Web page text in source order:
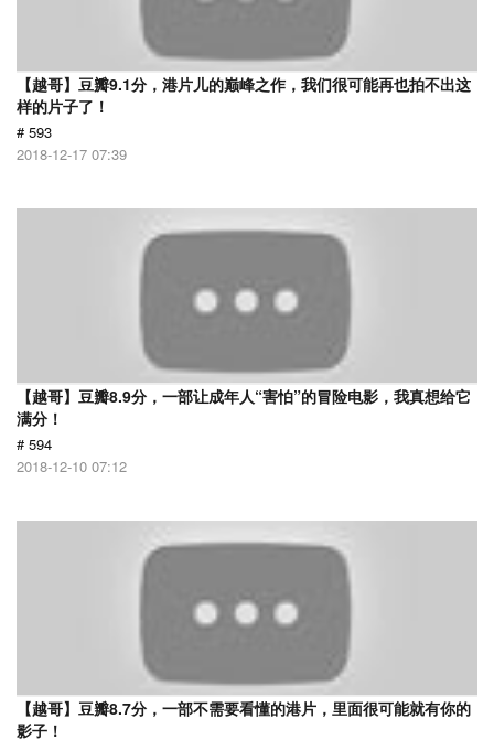
【越哥】豆瓣9.1分，港片儿的巅峰之作，我们很可能再也拍不出这
样的片子了！
# 593
2018-12-17 07:39
【越哥】豆瓣8.9分，一部让成年人“害怕”的冒险电影，我真想给它
满分！
# 594
2018-12-10 07:12
【越哥】豆瓣8.7分，一部不需要看懂的港片，里面很可能就有你的
影子！